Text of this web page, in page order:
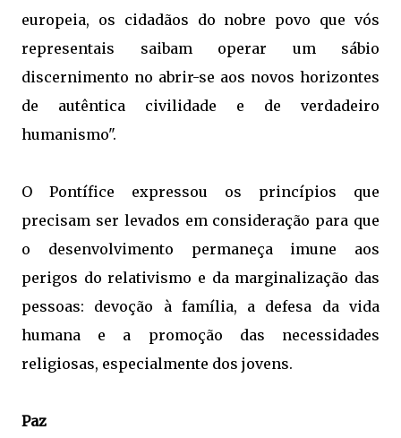
europeia, os cidadãos do nobre povo que vós
representais saibam operar um sábio
discernimento no abrir-se aos novos horizontes
de autêntica civilidade e de verdadeiro
humanismo".
O Pontífice expressou os princípios que
precisam ser levados em consideração para que
o desenvolvimento permaneça imune aos
perigos do relativismo e da marginalização das
pessoas: devoção à família, a defesa da vida
humana e a promoção das necessidades
religiosas, especialmente dos jovens.
Paz